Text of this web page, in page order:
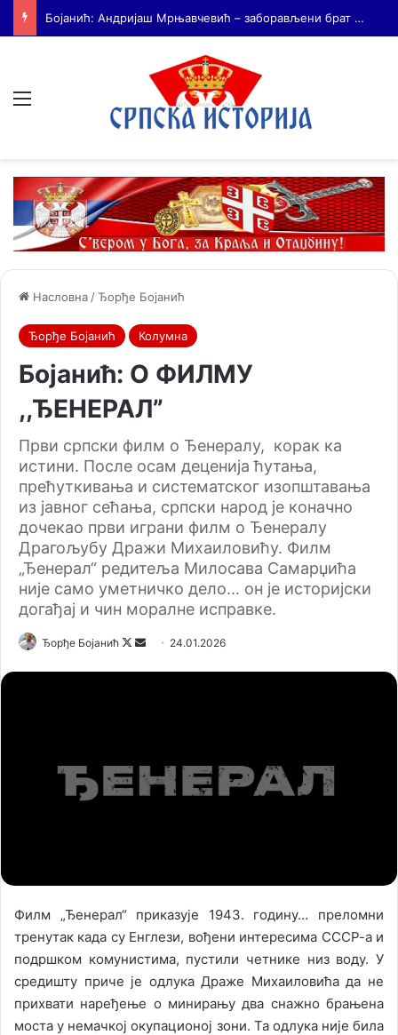
На Дражин дан у Лондону обележено 80. година од мучког убиства генерала Драгољуба Драже Михаиловића
Насловна /Ђорђе Бојанић
Ђорђе Бојанић Колумна
Бојанић: О ФИЛМУ
,,ЂЕНЕРАЛ”
Први српски филм о Ђенералу, корак ка
истини. После осам деценија ћутања,
прећуткивања и систематског изопштавања
из јавног сећања, српски народ је коначно
дочекао први играни филм о Ђенералу
Драгољубу Дражи Михаиловићу. Филм
„Ђенерал“ редитеља Милосава Самарџића
није само уметничко дело... он је историјски
догађај и чин моралне исправке.
Ђорђе Бојанић
F
o e
24.01.2026
Филм „Ђенерал“ приказује 1943. годину… преломни
тренутак када су Енглези, вођени интересима СССР-а и
подршком комунистима, пустили четнике низ воду. У
средишту приче је одлука Драже Михаиловића да не
прихвати наређење о минирању два снажно брањена
моста у немачкој окупационој зони. Та одлука није била